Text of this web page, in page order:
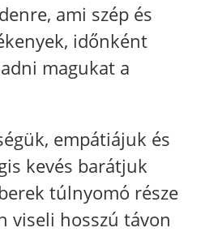
ami szép és
időnként
magukat a
empátiájuk és
kevés barátjuk
túlnyomó része
viseli hosszú távon